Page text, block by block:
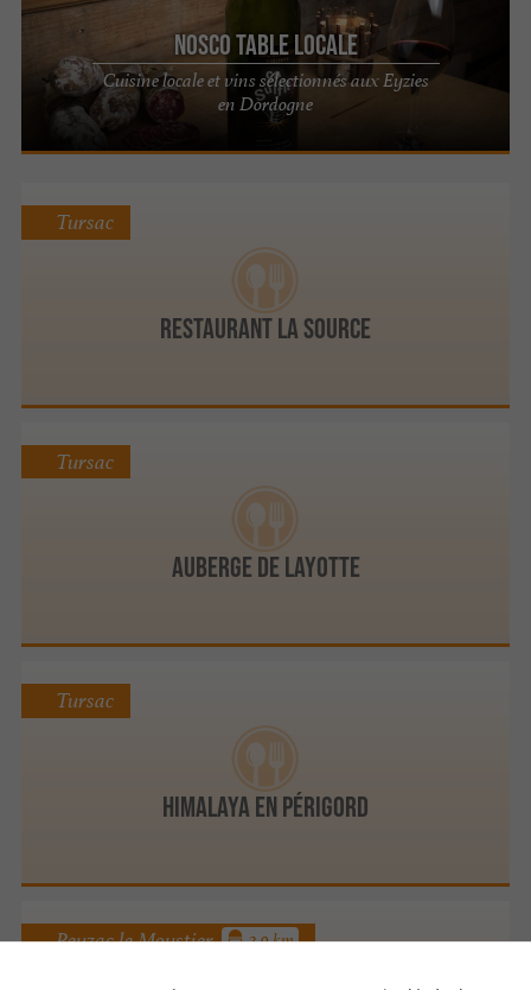
Nosco Table locale
Cuisine locale et vins sélectionnés aux Eyzies
en Dordogne
Restaurant La Source
Tursac
Auberge de Layotte
Tursac
Himalaya en Périgord
Tursac
Peyzac le Moustier 2.9 km